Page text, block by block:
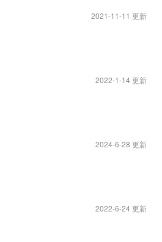
2021-11-11 更新
2022-1-14 更新
2024-6-28 更新
2022-6-24 更新